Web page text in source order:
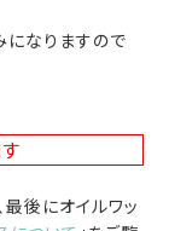
になりますので
後にオイルワッ